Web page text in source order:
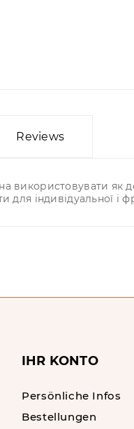
Reviews
як
індивідуальної і
IHR KONTO
Persönliche Infos
Bestellungen